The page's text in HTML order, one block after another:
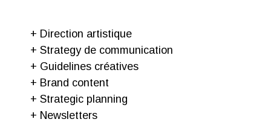
+ Direction artistique
+ Strategy de communication
+ Guidelines créatives
+ Brand content
+ Strategic planning
+ Newsletters